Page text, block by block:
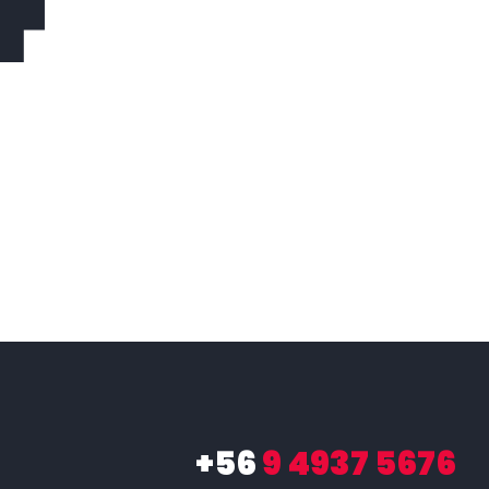
+569 4937 5676